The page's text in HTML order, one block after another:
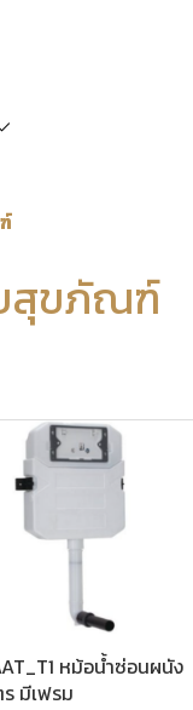
สุขภัณฑ์
หม้อน้ำซ่อนผนัง
มีเฟรม